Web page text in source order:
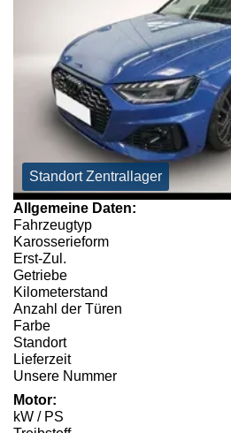
Standort Zentrallager
Allgemeine Daten:
Fahrzeugtyp
Karosserieform
Erst-Zul.
Getriebe
Kilometerstand
Anzahl der Türen
Farbe
Standort
Lieferzeit
Unsere Nummer
Motor:
kW / PS